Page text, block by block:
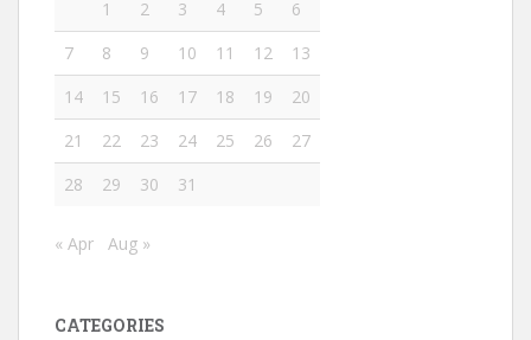
1 2 3 4 5
6
7
8 9 10 11 12
13
14
15 16 17 18 19
20
21
22 23 24 25 26
27
28
29 30 31
« Apr Aug »
CATEGORIES